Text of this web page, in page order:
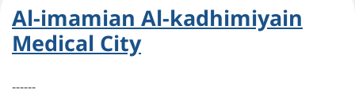
Al-imamian Al-kadhimiyain
Medical City
------